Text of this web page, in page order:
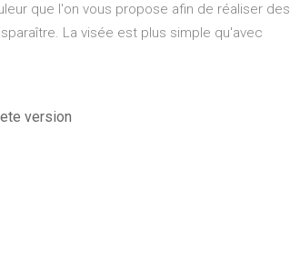
que l'on vous propose afin de réaliser des
La visée est plus simple qu'avec
version